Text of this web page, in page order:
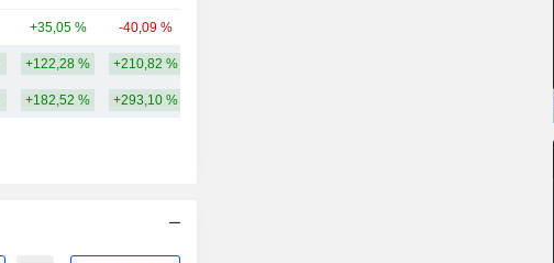
+35,05 % -40,09 %
+122,28 % +210,82 %
+182,52 % +293,10 %